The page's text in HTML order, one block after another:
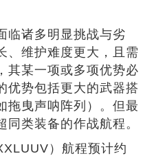
临诸多明显挑战与劣
、维护难度更大，且需
其某一项或多项优势必
优势包括更大的武器搭
拖曳声呐阵列）。但最
类装备的作战航程。
）航程预计约